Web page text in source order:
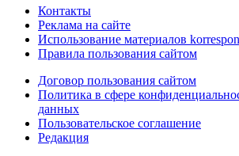
Контакты
Реклама на сайте
Использование материалов
Правила пользования сайтом
Договор пользования сайтом
Политика в сфере
данных
Пользовательское соглашение
Редакция